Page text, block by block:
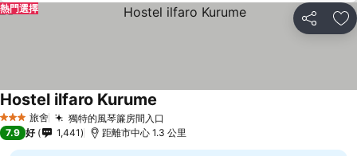
分享 放
熱門選擇
3 星級 旅舍 獨特的風琴簾房間入口
Hostel ilfaro Kurume
7.9 好 1,441 距離市中心 1.3 公里